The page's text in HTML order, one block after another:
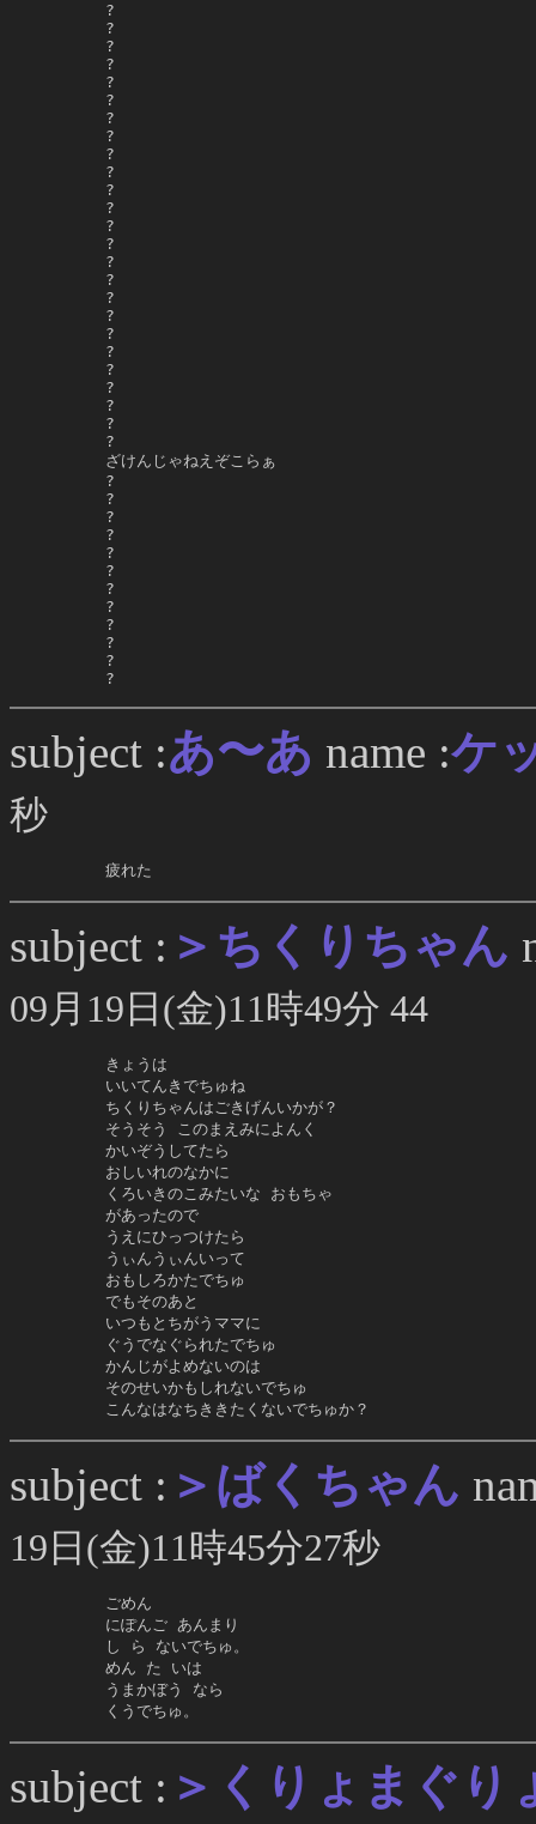
     ?
     ?
     ?
     ?
     ?
     ?
     ?
     ?
     ?
     ?
     ?
     ?
     ?
     ?
     ?
     ?
     ?
     ?
     ?
     ?
     ?
     ?
     ?
     ?
     ?
     ざけんじゃねえぞこらぁ
     ?
     ?
     ?
     ?
     ?
     ?
     ?
     ?
     ?
     ?
     ?
     ?
subject :あ〜あ name :ケ
秒
     疲れた
subject : ＞ちくりちゃん
09月19日(金)11時49分 44
     きょうは
     いいてんきでちゅね
     ちくりちゃんはごきげんいかが？
     そうそう このまえみによんく
     かいぞうしてたら
     おしいれのなかに
     くろいきのこみたいな おもちゃ
     があったので
     うえにひっつけたら
     うぃんうぃんいって
     おもしろかたでちゅ
     でもそのあと
     いつもとちがうママに
     ぐうでなぐられたでちゅ
     かんじがよめないのは
     そのせいかもしれないでちゅ
     こんなはなちききたくないでちゅか？
subject : ＞ばくちゃん
19日(金)11時45分27秒
     ごめん
     にぽんご あんまり
     し ら ないでちゅ。
     めん た いは
     うまかぼう なら
     くうでちゅ。
subject : ＞くりょまぐり